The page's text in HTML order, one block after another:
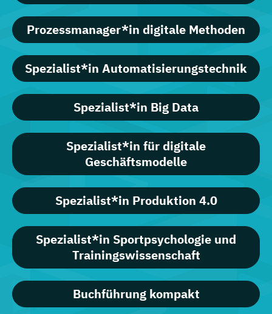
Prozessmanager*in digitale Methoden
Spezialist*in Automatisierungstechnik
Spezialist*in Big Data
Spezialist*in für digitale
Geschäftsmodelle
Spezialist*in Produktion 4.0
Spezialist*in Sportpsychologie und
Trainingswissenschaft
Buchführung kompakt